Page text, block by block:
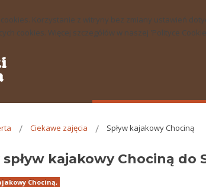
Korzystanie z witryny bez zmiany ustawień
cookies. Więcej szczegółów w naszej 'Polityce
Ciekawe zajęcia Spływ kajakowy Chociną
kajakowy Chociną do
Chociną,